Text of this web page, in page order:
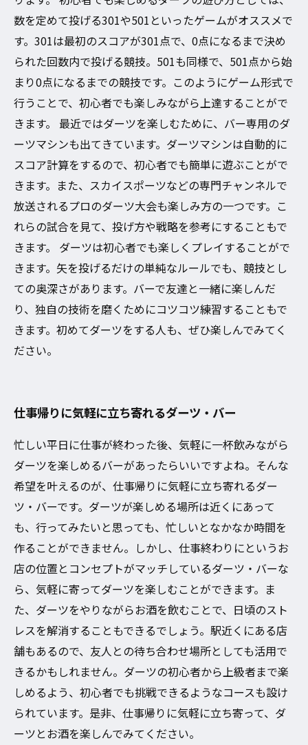
数を定めて投げる301や501といったゲームがオススメで
す。301は最初のスコアが301点で、0点になるまで決め
られた回数内で投げる競技。501も同様で、501点から始
まり0点になるまでの競技です。このようにゲーム形式で
行うことで、初心者でも楽しみながら上達することがで
きます。 最近ではダーツを楽しむために、バー専用のダ
ーツマシンも出てきています。ダーツマシンは自動的に
スコア計算をするので、初心者でも簡単に遊ぶことがで
きます。また、スカイスポーツなどの専門チャンネルで
放送されるプロのダーツ大会も楽しみ方の一つです。こ
れらの試合を見て、投げ方や戦略を参考にすることもで
きます。 ダーツは初心者でも楽しくプレイすることがで
きます。矢を投げるだけの単純なルールでも、競技とし
ての奥深さがあります。バーで友達と一緒に楽しんだ
り、独自の技術を磨くためにコツコツ練習することもで
きます。初めてダーツをする人も、ぜひ楽しんでみてく
ださい。
仕事帰りに気軽に立ち寄れるダーツ・バー
忙しい平日に仕事が終わった後、気軽に一杯飲みながら
ダーツを楽しめるバーがあったらいいですよね。そんな
希望を叶えるのが、仕事帰りに気軽に立ち寄れるダー
ツ・バーです。ダーツが楽しめる場所は近くにあって
も、行ってみたいと思っても、忙しいとなかなか時間を
作ることができません。しかし、仕事終わりにというお
店の位置とコンセプトがマッチしているダーツ・バーな
ら、気軽に寄ってダーツを楽しむことができます。ま
た、ダーツをやりながらお酒を飲むことで、日頃のスト
レスを解消することもできるでしょう。駅近くにある店
舗もあるので、友人との待ち合わせ場所としても活用で
きるかもしれません。ダーツの初心者から上級者まで楽
しめるよう、初心者でも挑戦できるようなコースも設け
られています。是非、仕事帰りに気軽に立ち寄って、ダ
ーツとお酒を楽しんでみてください。